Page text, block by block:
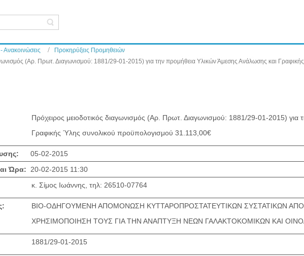
Ανακοινώσεις
Προκηρύξεις Προμηθειών
(Αρ. Πρωτ. Διαγωνισμού: 1881/29-01-2015) για την προμήθεια Υλικών Άμεσης Ανάλωσης και
Πρόχειρος μειοδοτικός διαγωνισμός (Αρ. Πρωτ. Διαγωνισμού: 1881/29-01-2015)
Γραφικής Ύλης συνολικού προϋπολογισμού 31.113,00€
05-02-2015
Ώρα:
20-02-2015 11:30
κ. Σίμος Ιωάννης, τηλ: 26510-07764
ΒΙΟ-ΟΔΗΓΟΥΜΕΝΗ ΑΠΟΜΟΝΩΣΗ ΚΥΤΤΑΡΟΠΡΟΣΤΑΤΕΥΤΙΚΩΝ ΣΥΣΤΑΤΙΚΩΝ ΑΠΟ
ΧΡΗΣΙΜΟΠΟΙΗΣΗ ΤΟΥΣ ΓΙΑ ΤΗΝ ΑΝΑΠΤΥΞΗ ΝΕΩΝ ΓΑΛΑΚΤΟΚΟΜΙΚΩΝ ΚΑΙ
1881/29-01-2015